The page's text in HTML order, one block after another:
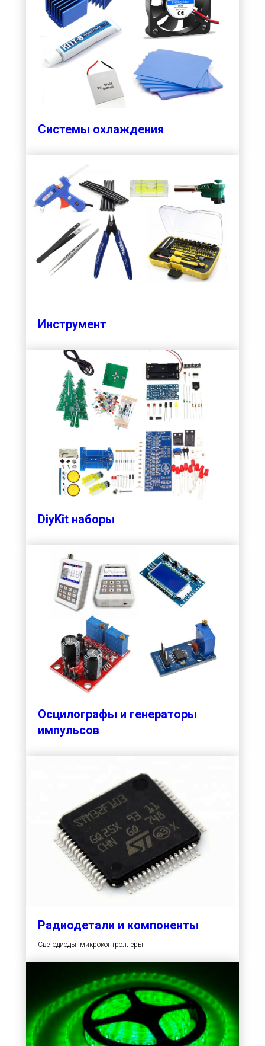
Системы охлаждения
Инструмент
DiyKit наборы
Осцилографы и генераторы
импульсов
Радиодетали и компоненты
Светодиоды, микроконтроллеры